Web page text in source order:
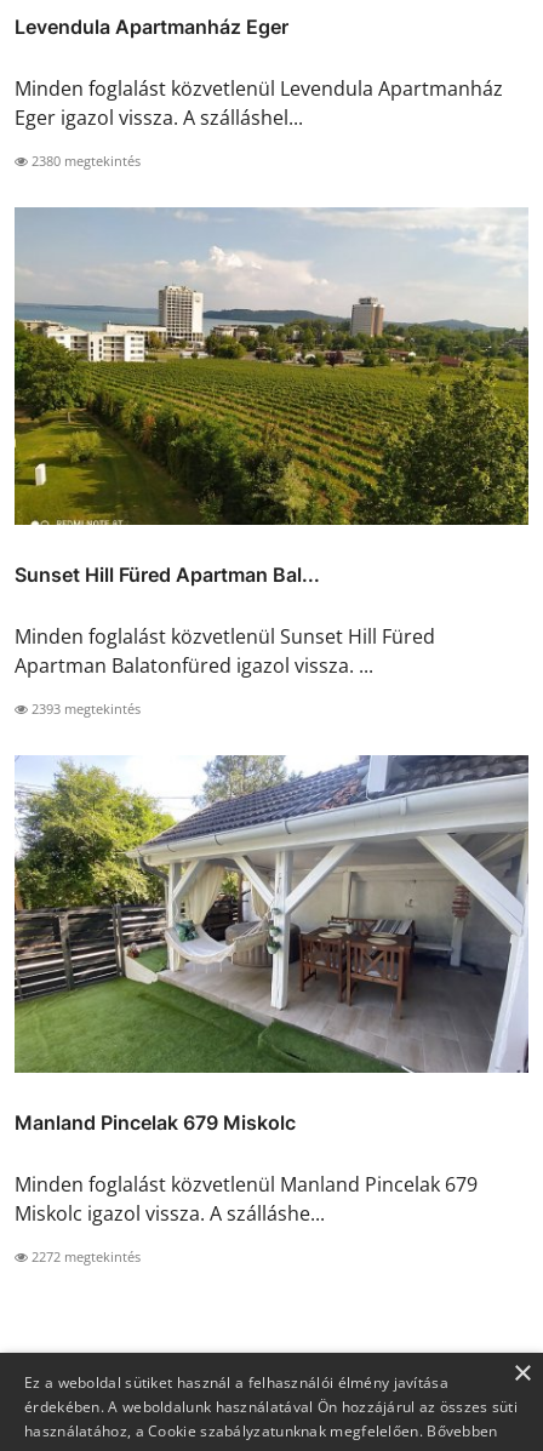
Levendula Apartmanház Eger
Minden foglalást közvetlenül Levendula Apartmanház
Eger igazol vissza. A szálláshel...
2380 megtekintés
Sunset Hill Füred Apartman Bal...
Minden foglalást közvetlenül Sunset Hill Füred
Apartman Balatonfüred igazol vissza. ...
2393 megtekintés
Manland Pincelak 679 Miskolc
Minden foglalást közvetlenül Manland Pincelak 679
Miskolc igazol vissza. A szálláshe...
2272 megtekintés
×
Ez a weboldal sütiket használ a felhasználói élmény javítása
érdekében. A weboldalunk használatával Ön hozzájárul az összes süti
használatához, a Cookie szabályzatunknak megfelelően. Bővebben